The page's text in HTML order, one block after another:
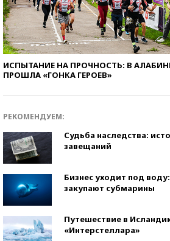
ИСПЫТАНИЕ НА ПРОЧНОСТЬ: В
ПРОШЛА «ГОНКА ГЕРОЕВ»
РЕКОМЕНДУЕМ:
Судьба наследства:
завещаний
Бизнес уходит под
закупают субмарины
Путешествие в
«Интерстеллара»